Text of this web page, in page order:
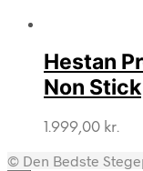
Hestan
Non Stick
1.999,00 kr.
© Den Bedste